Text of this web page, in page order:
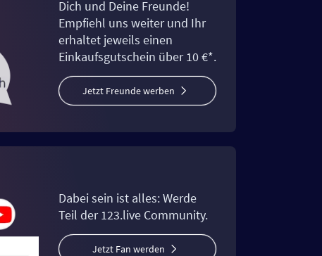
Dich und Deine Freunde!
Empfiehl uns weiter und Ihr
erhaltet jeweils einen
Einkaufsgutschein über 10 €*.
Jetzt Freunde werben
Dabei sein ist alles: Werde
Teil der 123.live Community.
Jetzt Fan werden